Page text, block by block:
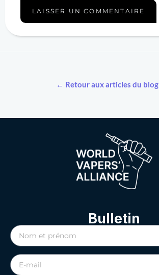
← Retour aux articles du blog
Bulletin